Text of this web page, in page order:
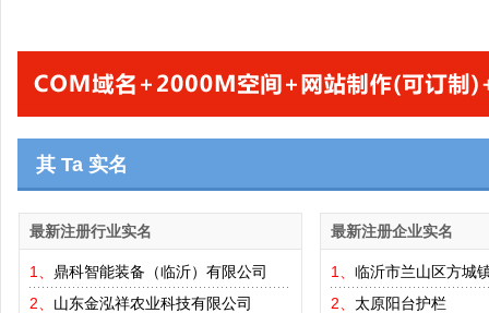
其 Ta 实名
最新注册行业实名
1、 鼎科智能装备（临沂）有限公司
2、 山东金泓祥农业科技有限公司
最新注册企业实名
1、 临沂市兰山区方城
2、 太原阳台护栏